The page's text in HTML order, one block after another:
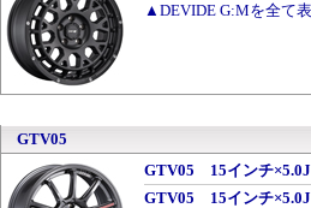
▲DEVIDE G:Mを全て
GTV05
GTV05 15インチ×5.0J
GTV05 15インチ×5.0J